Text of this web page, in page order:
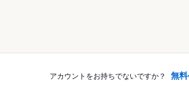
アカウントをお持ちでないですか？ 無